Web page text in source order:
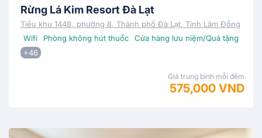
Rừng Lá Kim Resort Đà Lạt
Tiểu khu 144B, phường 8, Thành phố Đà Lạt, Tỉnh Lâm Đồng
Wifi
Phòng không hút thuốc
Cửa hàng lưu niệm/Quà tặng
+46
Giá trung bình mỗi đêm
575,000 VND